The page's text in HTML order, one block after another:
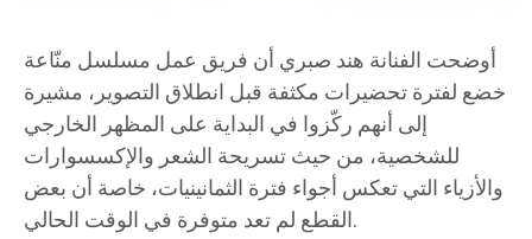
أوضحت الفنانة هند صبري أن فريق عمل مسلسل منّاعة
خضع لفترة تحضيرات مكثفة قبل انطلاق التصوير، مشيرة
إلى أنهم ركّزوا في البداية على المظهر الخارجي
للشخصية، من حيث تسريحة الشعر والإكسسوارات
والأزياء التي تعكس أجواء فترة الثمانينيات، خاصة أن بعض
القطع لم تعد متوفرة في الوقت الحالي.